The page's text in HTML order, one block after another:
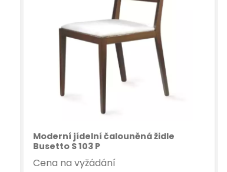
Moderní jídelní čalouněná židle
Busetto S 103 P
Cena na vyžádání